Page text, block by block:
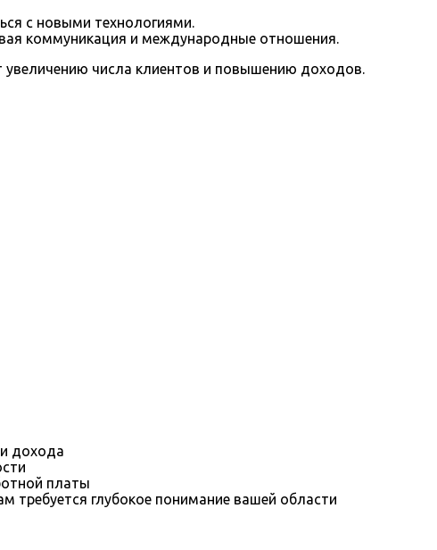
с новыми технологиями.
коммуникация и международные отношения.
увеличению числа клиентов и повышению доходов.
дохода
платы
требуется глубокое понимание вашей области